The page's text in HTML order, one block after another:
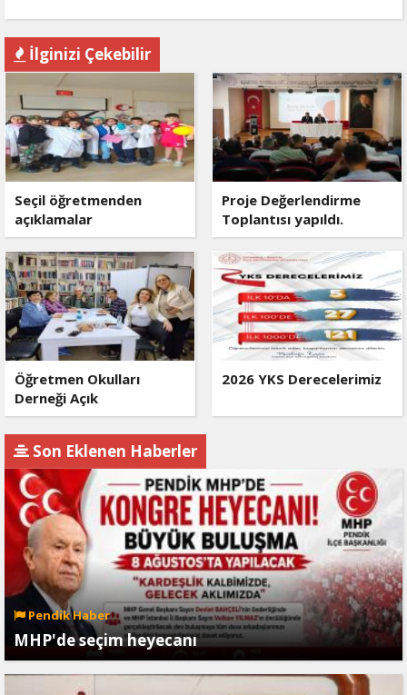
İlginizi Çekebilir
Seçil öğretmenden
açıklamalar
Proje Değerlendirme
Toplantısı yapıldı.
Öğretmen Okulları
Derneği Açık
2026 YKS Derecelerimiz
Son Eklenen Haberler
Pendik Haber
MHP'de seçim heyecanı